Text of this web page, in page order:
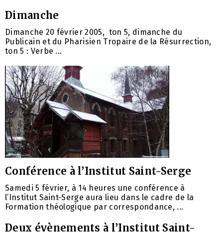
Dimanche
Dimanche 20 février 2005, ton 5, dimanche du
Publicain et du Pharisien Tropaire de la Résurrection,
ton 5 : Verbe ...
Conférence à l’Institut Saint-Serge
Samedi 5 février, à 14 heures une conférence à
l’Institut Saint-Serge aura lieu dans le cadre de la
Formation théologique par correspondance, ...
Deux évènements à l’Institut Saint-